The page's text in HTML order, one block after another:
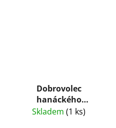
Dobrovolec
hanáckého
pluku+Martin
Skladem (1 ks)